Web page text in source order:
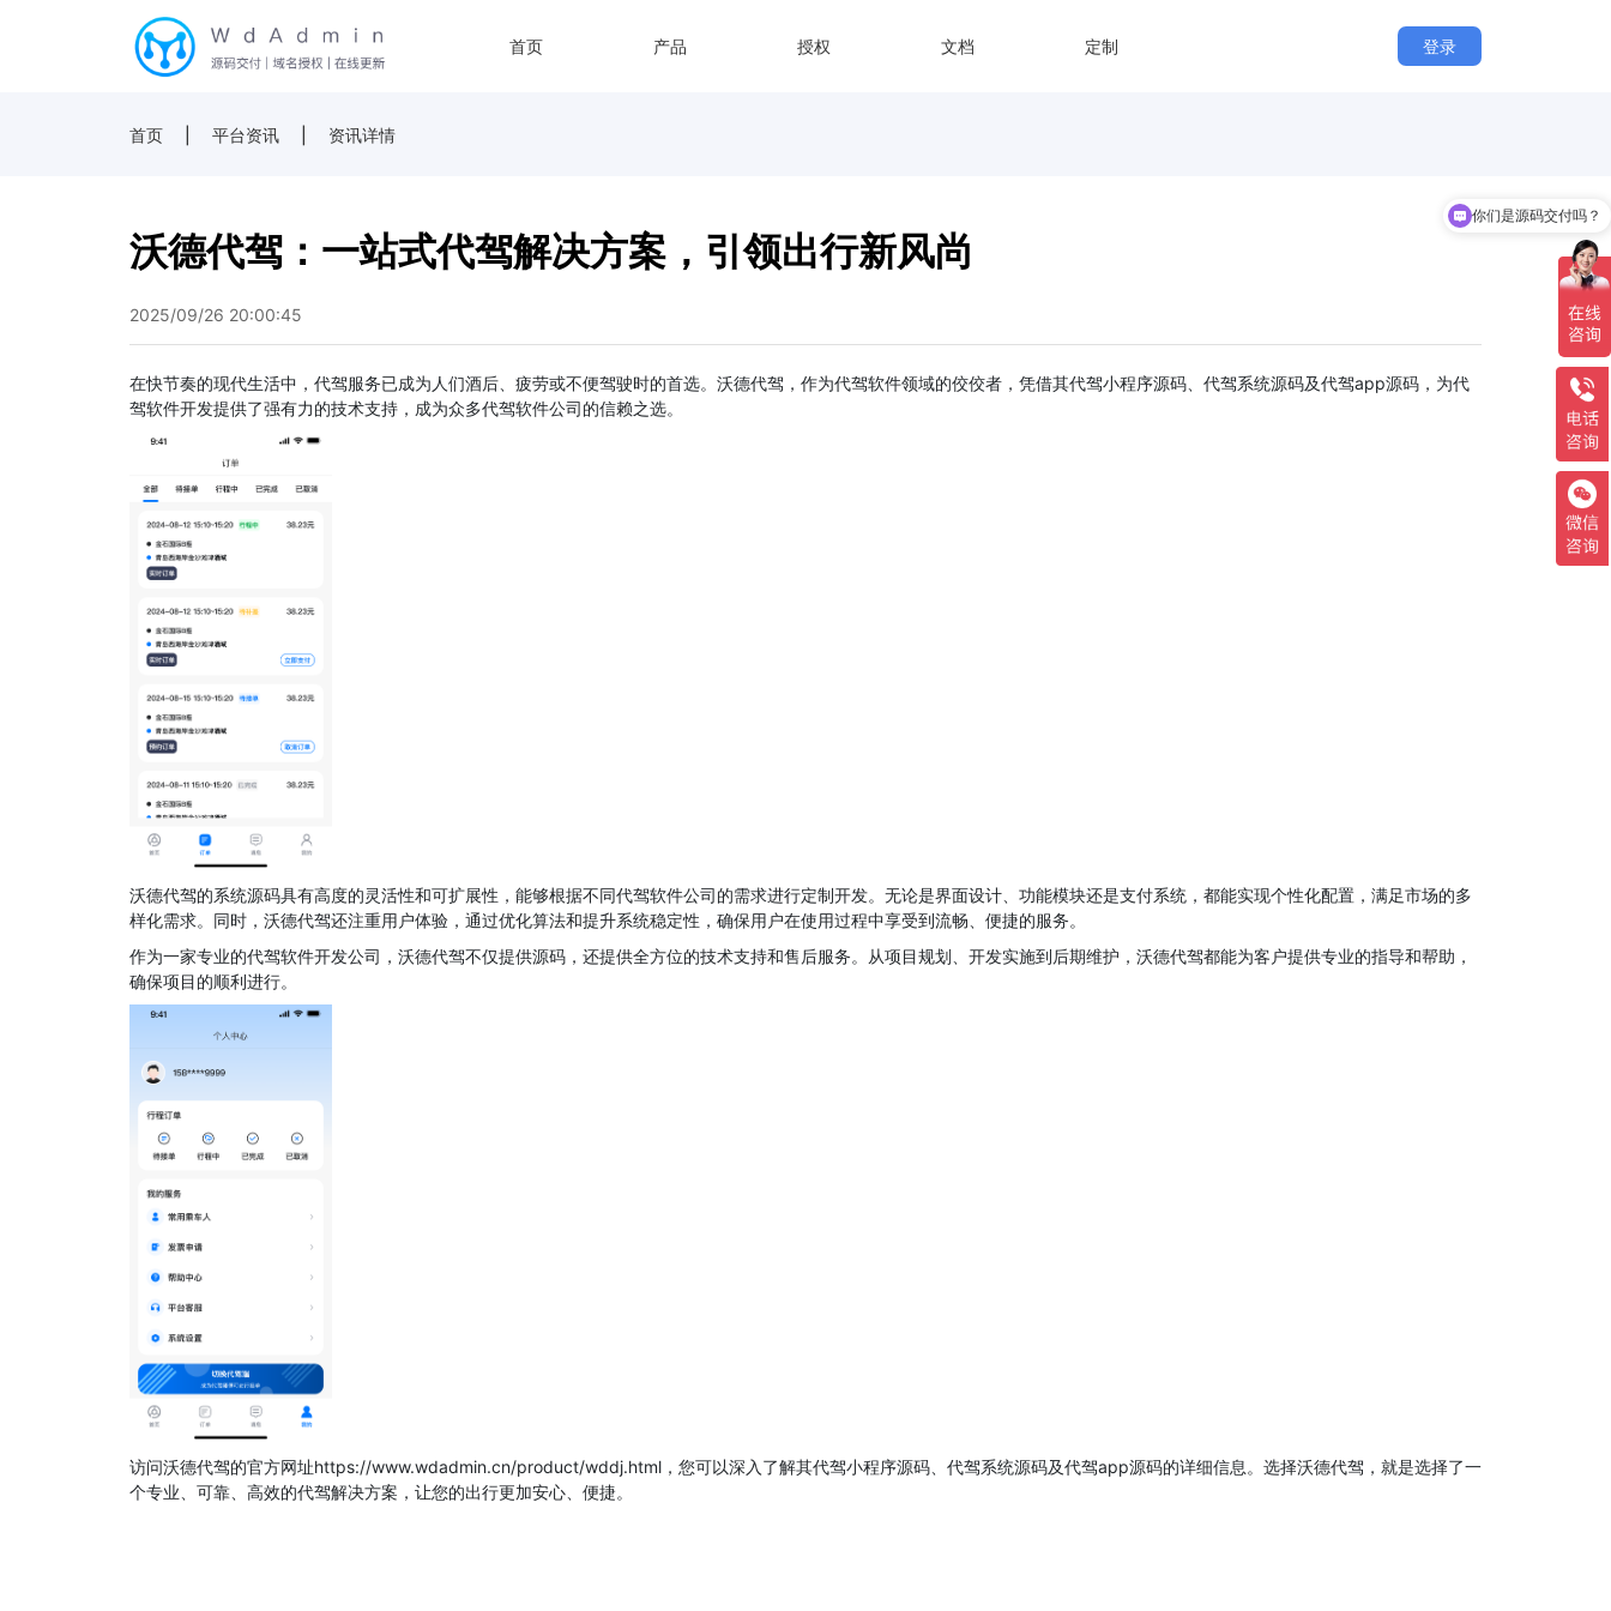
首页 产品 授权 文档 定制 登录
首页 平台资讯 资讯详情
沃德代驾：一站式代驾解决方案，引领出行新风尚
2025/09/26 20:00:45
在快节奏的现代生活中，代驾服务已成为人们酒后、疲劳或不便驾驶时的首选。沃德代驾，作为代驾软件领域的佼佼者，凭借其代驾小程序源码、代驾系统源码及代驾app源码，为代
驾软件开发提供了强有力的技术支持，成为众多代驾软件公司的信赖之选。
沃德代驾的系统源码具有高度的灵活性和可扩展性，能够根据不同代驾软件公司的需求进行定制开发。无论是界面设计、功能模块还是支付系统，都能实现个性化配置，满足市场的多
样化需求。同时，沃德代驾还注重用户体验，通过优化算法和提升系统稳定性，确保用户在使用过程中享受到流畅、便捷的服务。
作为一家专业的代驾软件开发公司，沃德代驾不仅提供源码，还提供全方位的技术支持和售后服务。从项目规划、开发实施到后期维护，沃德代驾都能为客户提供专业的指导和帮助，
确保项目的顺利进行。
访问沃德代驾的官方网址https://www.wdadmin.cn/product/wddj.html，您可以深入了解其代驾小程序源码、代驾系统源码及代驾app源码的详细信息。选择沃德代驾，就是选择了一
个专业、可靠、高效的代驾解决方案，让您的出行更加安心、便捷。
你们是源码交付吗？